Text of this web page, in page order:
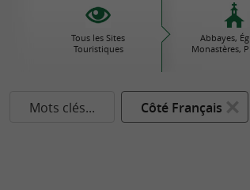
Tous les Sites
Touristiques
Abbayes,
Monastères,
Mots clés... Côté Français